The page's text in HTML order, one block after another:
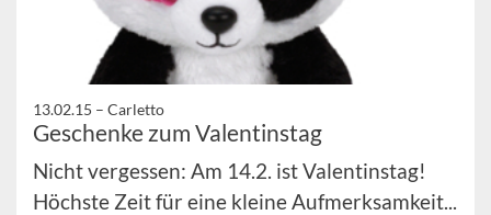
13.02.15 – Carletto
Geschenke zum Valentinstag
Nicht vergessen: Am 14.2. ist Valentinstag!
Höchste Zeit für eine kleine Aufmerksamkeit...